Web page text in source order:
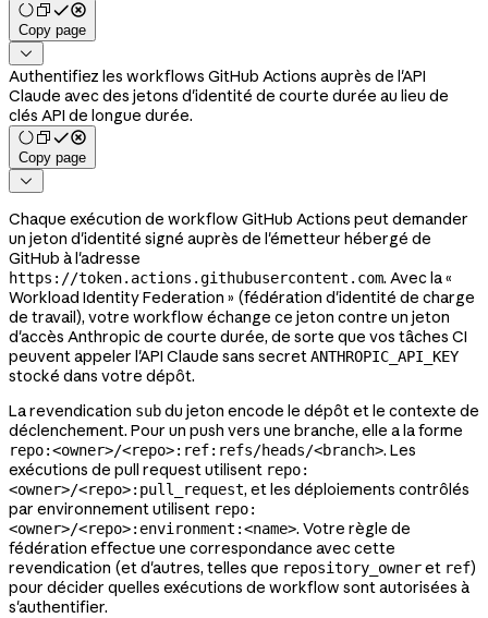
Copy page

Authentifiez les workflows GitHub Actions auprès de l'API
Claude avec des jetons d'identité de courte durée au lieu de
clés API de longue durée.
Copy page

Chaque exécution de workflow GitHub Actions peut demander
un jeton d'identité signé auprès de l'émetteur hébergé de
GitHub à l'adresse
https://token.actions.githubusercontent.com. Avec la «
Workload Identity Federation » (fédération d'identité de charge
de travail), votre workflow échange ce jeton contre un jeton
d'accès Anthropic de courte durée, de sorte que vos tâches CI
peuvent appeler l'API Claude sans secretANTHROPIC_API_KEY
stocké dans votre dépôt.
La revendication subdu jeton encode le dépôt et le contexte de
déclenchement. Pour un push vers une branche, elle a la forme
repo:<owner>/<repo>:ref:refs/heads/<branch>. Les
exécutions de pull request utilisent repo:
<owner>/<repo>:pull_request, et les déploiements contrôlés
par environnement utilisent repo:
<owner>/<repo>:environment:<name>. Votre règle de
fédération effectue une correspondance avec cette
revendication (et d'autres, telles que repository_owneret ref)
pour décider quelles exécutions de workflow sont autorisées à
s'authentifier.